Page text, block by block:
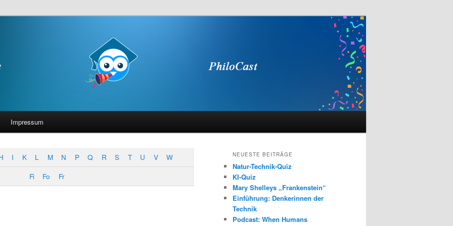
Impressum
I K L M N P Q R S T U V
W
Fi
Fo Fr
NEUESTE BEITRÄGE
Natur-Technik-Quiz
KI-Quiz
Mary Shelleys „Frankenstein“
Einführung: Denkerinnen der
Technik
Podcast: When Humans